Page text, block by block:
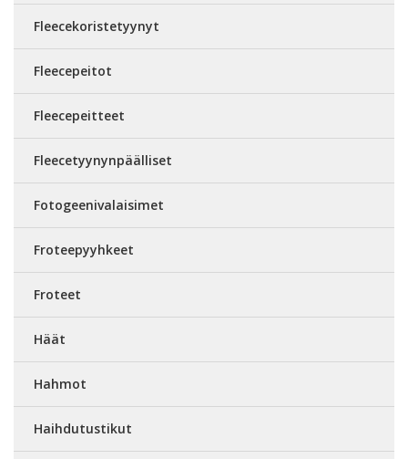
Fleecekoristetyynyt
Fleecepeitot
Fleecepeitteet
Fleecetyynynpäälliset
Fotogeenivalaisimet
Froteepyyhkeet
Froteet
Häät
Hahmot
Haihdutustikut